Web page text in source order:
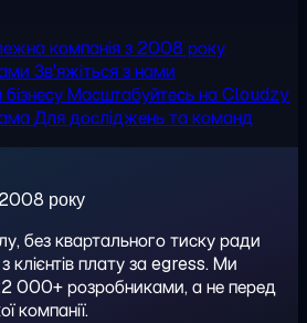
компанія з 2008 року
Зв'яжіться з нами
Масштабуйтесь на Cloudzy
Для досліджень та команд
року
без квартального тиску ради
клієнтів плату за egress. Ми
000+ розробниками, а не перед
компанії.